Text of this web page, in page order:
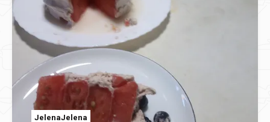
JelenaJelena